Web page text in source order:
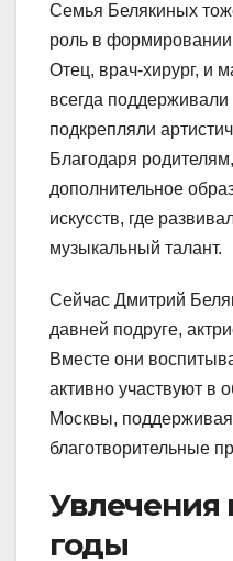
Семья Белякиных
роль в
Отец, врач-хирург, и
всегда поддерживали
подкрепляли
Благодаря
дополнительное
искусств, где
музыкальный талант.
Сейчас Дмитрий
давней подруге,
Вместе они
активно участвуют в
Москвы, поддерживая
благотворительные
Увлечения
годы